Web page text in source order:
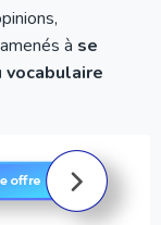
à se
vocabulaire